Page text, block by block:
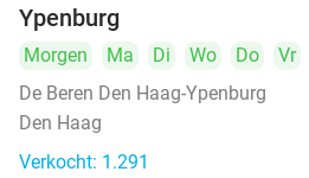
Ypenburg
Morgen Ma Di Wo Do
Vr
De Beren Den Haag-Ypenburg
Den Haag
Verkocht: 1.291